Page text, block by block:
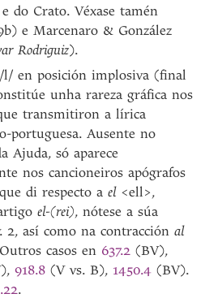
do Crato. Véxase tamén
e Marcenaro & González
Rodriguiz).
en posición implosiva (final
unha rareza gráfica nos
transmitiron a lírica
portuguesa. Ausente no
Ajuda, só aparece
nos cancioneiros apógrafos
di respecto ael<ell>,
el-(rei), nótese a súa
2, así como na contracciónal
casos en 637.2 (BV),
918.8 (V vs. B), 1450.4 (BV).
.